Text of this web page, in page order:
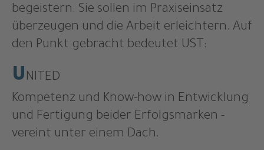
begeistern. Sie sollen im Praxiseinsatz
überzeugen und die Arbeit erleichtern. Auf
den Punkt gebracht bedeutet UST:
U NITED
Kompetenz und Know-how in Entwicklung
und Fertigung beider Erfolgsmarken -
vereint unter einem Dach.